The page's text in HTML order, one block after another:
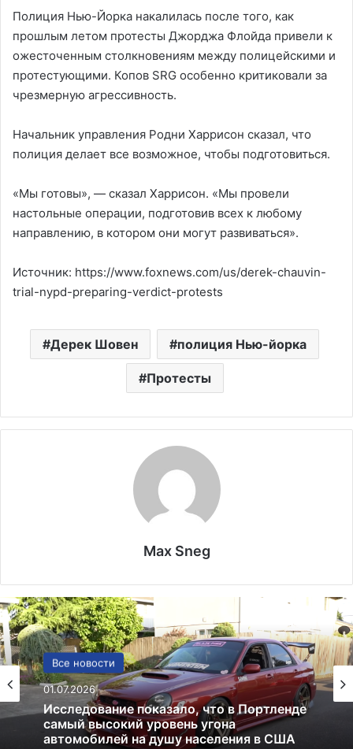
Полиция Нью-Йорка накалилась после того, как
прошлым летом протесты Джорджа Флойда привели к
ожесточенным столкновениям между полицейскими и
протестующими. Копов SRG особенно критиковали за
чрезмерную агрессивность.
Начальник управления Родни Харрисон сказал, что
полиция делает все возможное, чтобы подготовиться.
«Мы готовы», — сказал Харрисон. «Мы провели
настольные операции, подготовив всех к любому
направлению, в котором они могут развиваться».
Источник: https://www.foxnews.com/us/derek-chauvin-
trial-nypd-preparing-verdict-protests
Дерек Шовен полиция Нью-йорка
Протесты
Max Sneg
Все новости
01.07.2026
США
13.06.2025
Америка имеет огромный избыток сыра